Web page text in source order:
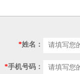
*姓名：
*手机号码：